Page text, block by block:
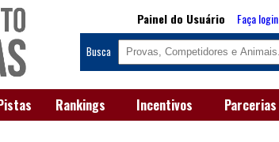
Painel do Usuário Faça login
Busca
Rankings Incentivos Parcerias